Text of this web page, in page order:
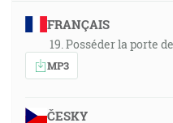
FRANÇAIS
19. Posséder la porte
MP3
ČESKY